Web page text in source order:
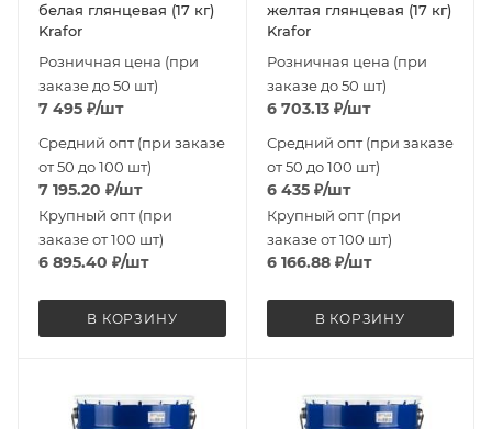
белая глянцевая (17 кг)
Krafor
Розничная цена (при
заказе до 50 шт)
7 495 ₽/шт
Средний опт (при заказе
от 50 до 100 шт)
7 195.20 ₽/шт
Крупный опт (при
заказе от 100 шт)
6 895.40 ₽/шт
В КОРЗИНУ
желтая глянцевая (17 кг)
Krafor
Розничная цена (при
заказе до 50 шт)
6 703.13₽/шт
Средний опт (при заказе
от 50 до 100 шт)
6 435₽/шт
Крупный опт (при
заказе от 100 шт)
6 166.88₽/шт
В КОРЗИНУ